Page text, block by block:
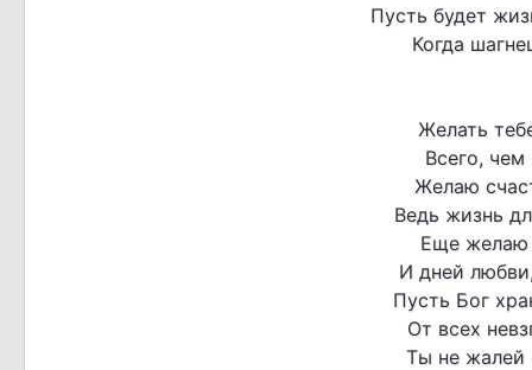
Пусть будет
Когда
Желать
Всего, чем
Желаю
Ведь жизнь
Еще желаю
И дней
Пусть Бог
От всех
Ты не жалей